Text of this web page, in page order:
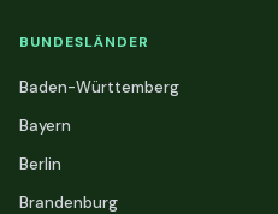
BUNDESLÄNDER
Baden-Württemberg
Bayern
Berlin
Brandenburg